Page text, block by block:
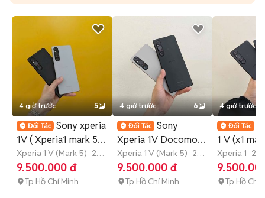
4 giờ trước 5
Sony xperia
1V ( Xperia1 mark 5) |
Hỗ trợ trả góp
Xperia 1 V (Mark 5) 256
GB 4-6 tháng
9.500.000 đ
Tp Hồ Chí Minh
4 giờ trước 6
Sony
Xperia 1V Docomo
(12/256gb) | Hỗ trợ
trả góp
Xperia 1 V (Mark 5) 256
GB 4-6 tháng
9.500.000 đ
Tp Hồ Chí Minh
4 giờ trước
1 V (x1 mark 5)
12/256gb
Xperia 1
tháng
Tp Hồ Chí